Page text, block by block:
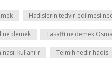
Hadislerin tedvin edilmesi
ne demek Tasaffi ne demek
kullanılır Telmih nedir hadis